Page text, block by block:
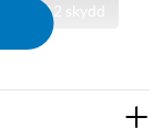
iPhone 12 skydd